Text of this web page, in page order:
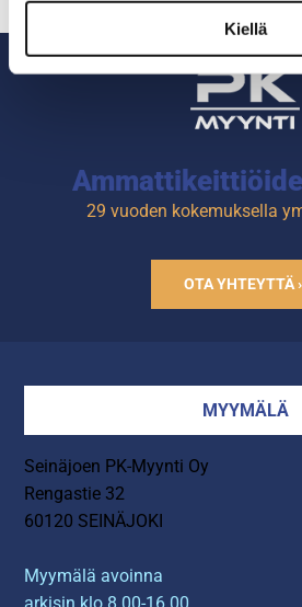
Kiellä
29 vuoden kokemuksella
OTA YHTEYTTÄ ›
MYYMÄLÄ
Seinäjoen PK-Myynti Oy
Rengastie 32
60120 SEINÄJOKI
Myymälä avoinna